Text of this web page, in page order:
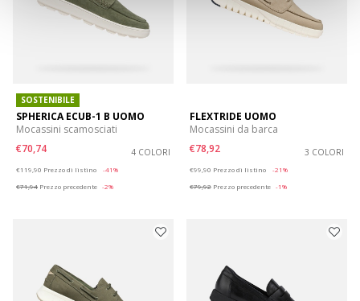
SOSTENIBILE
SPHERICA ECUB-1 B UOMO
Mocassini scamosciati
€70,74
4 COLORI
€119,90 Prezzo di listino
-41%
€71,94 Prezzo precedente -2%
FLEXTRIDE UOMO
Mocassini da barca
€78,92
3 COLORI
€99,90 Prezzo di listino
-21%
€79,92 Prezzo precedente -1%